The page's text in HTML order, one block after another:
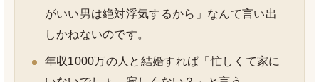
がいい男は絶対浮気するから」なんて言い出
しかねないのです。
年収1000万の人と結婚すれば「忙しくて家に